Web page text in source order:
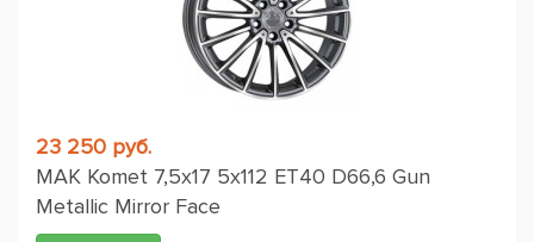
23 250 руб.
MAK Komet 7,5x17 5x112 ET40 D66,6 Gun
Metallic Mirror Face